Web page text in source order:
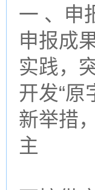
一 、申
申报成
实践，
开发“原
新举措
主